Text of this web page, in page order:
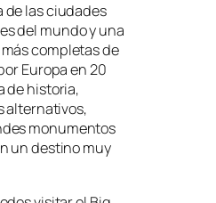
de las ciudades
del mundo y una
completas de
Europa en 20
de historia,
alternativos,
monumentos
un destino muy